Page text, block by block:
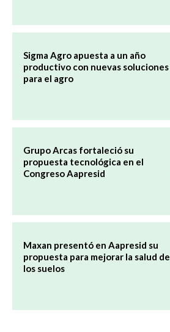
Sigma Agro apuesta a un año
productivo con nuevas soluciones
para el agro
Grupo Arcas fortaleció su
propuesta tecnológica en el
Congreso Aapresid
Maxan presentó en Aapresid su
propuesta para mejorar la salud de
los suelos